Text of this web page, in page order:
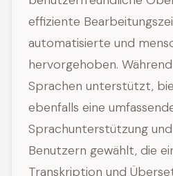
effiziente
automatisierte und
hervorgehoben.
Sprachen unterstützt,
ebenfalls eine
Sprachunterstützung
Benutzern gewählt, die
Transkription und